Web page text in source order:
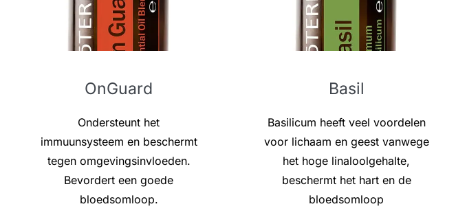
OnGuard
Ondersteunt het
immuunsysteem en beschermt
tegen omgevingsinvloeden.
Bevordert een goede
bloedsomloop.
Basil
Basilicum heeft veel voordelen
voor lichaam en geest vanwege
het hoge linaloolgehalte,
beschermt het hart en de
bloedsomloop